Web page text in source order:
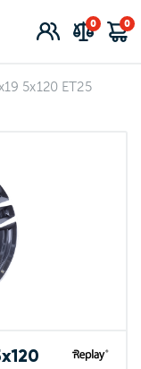
0 0
5x120 ET25